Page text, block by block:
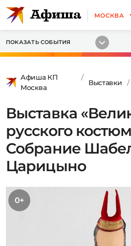
МОСКВА
ПОКАЗАТЬ СОБЫТИЯ
Афиша КП
Москва
Выставки
Выставка
русского
Собрание
Царицыно
0+